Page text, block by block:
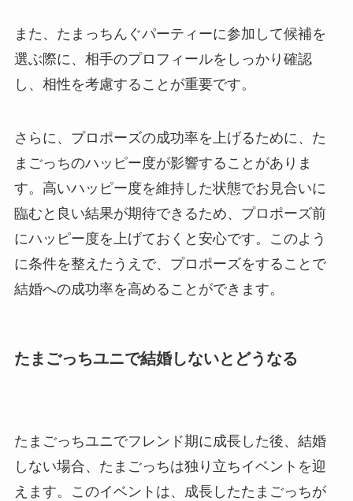
また、たまっちんぐパーティーに参加して候補を
選ぶ際に、相手のプロフィールをしっかり確認
し、相性を考慮することが重要です。
さらに、プロポーズの成功率を上げるために、た
まごっちのハッピー度が影響することがありま
す。高いハッピー度を維持した状態でお見合いに
臨むと良い結果が期待できるため、プロポーズ前
にハッピー度を上げておくと安心です。このよう
に条件を整えたうえで、プロポーズをすることで
結婚への成功率を高めることができます。
たまごっちユニで結婚しないとどうなる
たまごっちユニでフレンド期に成長した後、結婚
しない場合、たまごっちは独り立ちイベントを迎
えます。このイベントは、成長したたまごっちが